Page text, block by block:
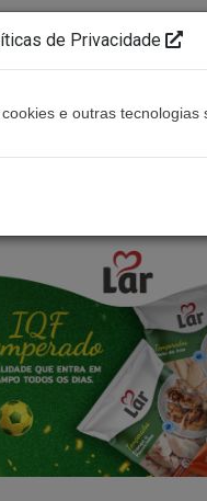
de Privacidade
e outras